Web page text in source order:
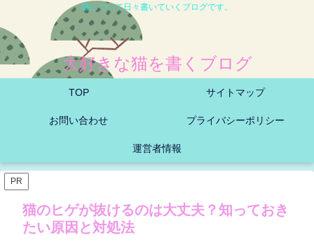
猫について日々書いていくブログです。
大好きな猫を書くブログ
TOP サイトマップ
お問い合わせ プライバシーポリシー
運営者情報
PR
猫のヒゲが抜けるのは大丈夫？知っておき
たい原因と対処法